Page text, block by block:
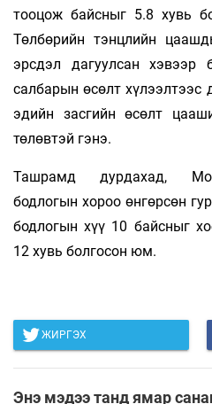
тооцож байсныг 5.8 хувь
Төлбөрийн тэнцлийн
эрсдэл дагуулсан хэвээр
салбарын өсөлт хүлээлтээс
эдийн засгийн өсөлт
төлөвтэй гэнэ.
Ташрамд дурдахад,
бодлогын хороо өнгөрсөн
бодлогын хүү 10 байсныг
12 хувь болгосон юм.
ЖИРГЭХ
Энэ мэдээ танд ямар